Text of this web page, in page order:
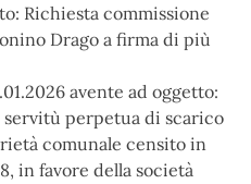
Richiesta commissione
Drago a firma di più
avente ad oggetto:
perpetua di scarico
comunale censito in
in favore della società